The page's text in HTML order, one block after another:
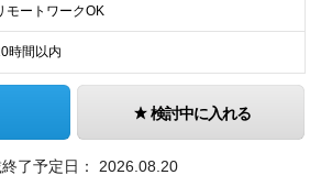
モートワークOK
時間以内
検討中に入れる
了予定日： 2026.08.20